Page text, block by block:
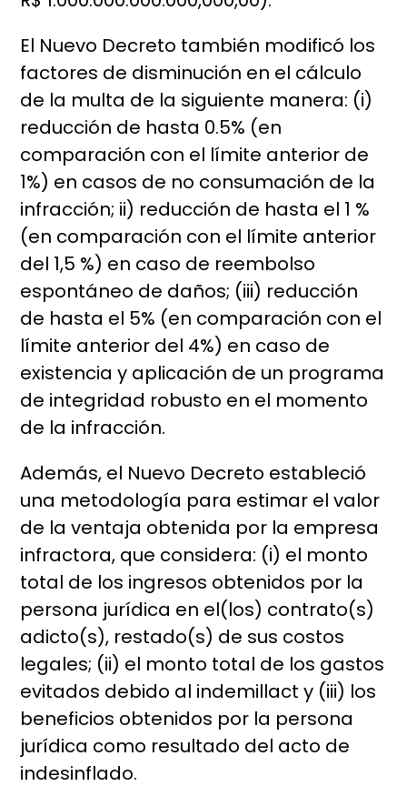
El Nuevo Decreto también modificó los
factores de disminución en el cálculo
de la multa de la siguiente manera: (i)
reducción de hasta 0.5% (en
comparación con el límite anterior de
1%) en casos de no consumación de la
infracción; ii) reducción de hasta el 1 %
(en comparación con el límite anterior
del 1,5 %) en caso de reembolso
espontáneo de daños; (iii) reducción
de hasta el 5% (en comparación con el
límite anterior del 4%) en caso de
existencia y aplicación de un programa
de integridad robusto en el momento
de la infracción.
Además, el Nuevo Decreto estableció
una metodología para estimar el valor
de la ventaja obtenida por la empresa
infractora, que considera: (i) el monto
total de los ingresos obtenidos por la
persona jurídica en el(los) contrato(s)
adicto(s), restado(s) de sus costos
legales; (ii) el monto total de los gastos
evitados debido al indemillact y (iii) los
beneficios obtenidos por la persona
jurídica como resultado del acto de
indesinflado.